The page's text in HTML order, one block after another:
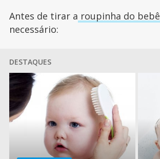
Antes de tirar a roupinha do bebê
necessário:
DESTAQUES